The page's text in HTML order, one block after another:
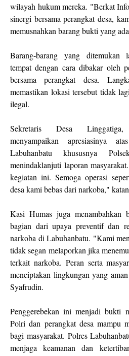
wilayah hukum mereka. "Berkat
sinergi bersama perangkat desa,
memusnahkan barang bukti yang
Barang-barang yang ditemukan
tempat dengan cara dibakar oleh
bersama perangkat desa.
memastikan lokasi tersebut tidak
ilegal.
Sekretaris Desa
menyampaikan apresiasinya
Labuhanbatu khususnya
menindaklanjuti laporan
kegiatan ini. Semoga operasi
desa kami bebas dari narkoba,"
Kasi Humas juga menambahkan
bagian dari upaya preventif dan
narkoba di Labuhanbatu. "Kami
tidak segan melaporkan jika
terkait narkoba. Peran serta
menciptakan lingkungan yang
Syafrudin.
Penggerebekan ini menjadi bukti
Polri dan perangkat desa mampu
bagi masyarakat. Polres
menjaga keamanan dan